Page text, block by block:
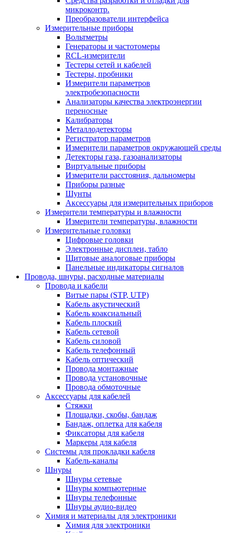
микроконтр.
Преобразователи интерфейса
Измерительные приборы
Вольтметры
Генераторы и частотомеры
RCL-измерители
Тестеры сетей и кабелей
Тестеры, пробники
Измерители параметров
электробезопасности
Анализаторы качества электроэнергии
переносные
Калибраторы
Металлодетекторы
Регистратор параметров
Измерители параметров окружающей среды
Детекторы газа, газоанализаторы
Виртуальные приборы
Измерители расстояния, дальномеры
Приборы разные
Шунты
Аксессуары для измерительных приборов
Измерители температуры и влажности
Измерители температуры, влажности
Измерительные головки
Цифровые головки
Электронные дисплеи, табло
Щитовые аналоговые приборы
Панельные индикаторы сигналов
Провода, шнуры, расходные материалы
Провода и кабели
Витые пары (STP, UTP)
Кабель акустический
Кабель коаксиальный
Кабель плоский
Кабель сетевой
Кабель силовой
Кабель телефонный
Кабель оптический
Провода монтажные
Провода установочные
Провода обмоточные
Аксессуары для кабелей
Стяжки
Площадки, скобы, бандаж
Бандаж, оплетка для кабеля
Фиксаторы для кабеля
Маркеры для кабеля
Системы для прокладки кабеля
Кабель-каналы
Шнуры
Шнуры сетевые
Шнуры компьютерные
Шнуры телефонные
Шнуры аудио-видео
Химия и материалы для электроники
Химия для электроники